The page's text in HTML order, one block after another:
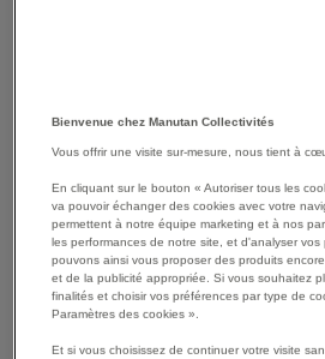
SKIP
BEGINNING
IMAGES
Les avantages
Tablier de protection Mafter.
Tablier de protection en nitrile.
Support polyester enduit de nitrile
Fixation arrière par crochet et
Bienvenue chez Manutan Collectivités
Vous offrir une visite sur-mesure, nous tient à
En cliquant sur le bouton « Autoriser tous les
va pouvoir échanger des cookies avec votre
permettent à notre équipe marketing et à nos
les performances de notre site, et d'analyser
pouvons ainsi vous proposer des produits
et de la publicité appropriée. Si vous souhaitez
finalités et choisir vos préférences par type de
Paramètres des cookies ».
Et si vous choisissez de continuer votre visite